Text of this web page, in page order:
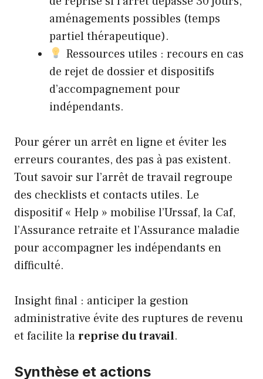
aménagements possibles (temps
partiel thérapeutique).
Ressources utiles : recours en cas
de rejet de dossier et dispositifs
d’accompagnement pour
indépendants.
Pour gérer un arrêt en ligne et éviter les
erreurs courantes, des pas à pas existent.
Tout savoir sur l’arrêt de travailregroupe
des checklists et contacts utiles. Le
dispositif « Help » mobilise l’Urssaf, la Caf,
l’Assurance retraite et l’Assurance maladie
pour accompagner les indépendants en
difficulté.
Insight final : anticiper la gestion
administrative évite des ruptures de revenu
et facilite lareprise du travail.
Synthèse et actions